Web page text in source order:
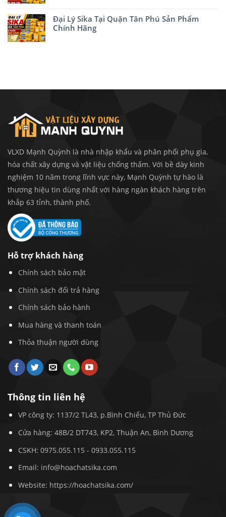
Đại Lý Sika Tại Quận Tân Phú Sản Phẩm
Chính Hãng
VLXD Mạnh Quỳnh là nhà nhập khẩu và phân phối phụ gia,
hóa chất xây dựng và vật liệu chống thấm. Với bề dày kinh
nghiệm 10 năm trong lĩnh vực này, Mạnh Quỳnh tự hào là
thương hiệu tin dùng nhất với hàng ngàn khách hàng trên
khắp 63 tỉnh, thành phố.
Hỗ trợ khách hàng
Chính sách bảo mật
Chính sách đổi trả hàng
Chính sách bảo hành
Mua hàng và thanh toán
Thỏa thuận người dùng
Thông tin liên hệ
VP công ty: 1137/2 TL43, p.Bình Chiểu, TP Thủ Đức
Cửa hàng: 48B/2 DT743, KP2, Thuận An, Bình Dương
CSKH: 0975.055.115 - 0933.055.115
Email: info@hoachatsika.com
Website: https://hoachatsika.com/